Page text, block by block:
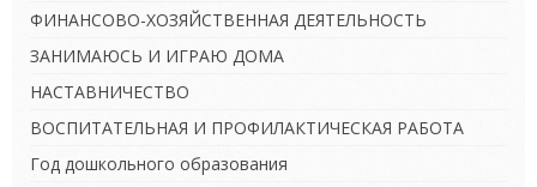
ФИНАНСОВО-ХОЗЯЙСТВЕННАЯ ДЕЯТЕЛЬНОСТЬ
ЗАНИМАЮСЬ И ИГРАЮ ДОМА
НАСТАВНИЧЕСТВО
ВОСПИТАТЕЛЬНАЯ И ПРОФИЛАКТИЧЕСКАЯ РАБОТА
Год дошкольного образования